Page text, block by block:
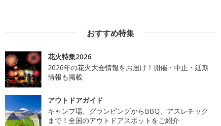
おすすめ特集
花火特集2026
2026年の花火大会情報をお届け！開催・中止・延期
情報も掲載
アウトドアガイド
キャンプ場、グランピングからBBQ、アスレチック
まで！全国のアウトドアスポットをご紹介